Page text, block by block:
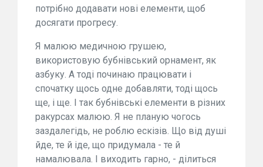
потрібно додавати нові елементи, щоб
досягати прогресу.
Я малюю медичною грушею,
використовую бубнівський орнамент, як
азбуку. А тоді починаю працювати і
спочатку щось одне добавляти, тоді щось
ще, і ще. І так бубнівські елементи в різних
ракурсах малюю. Я не планую чогось
заздалегідь, не роблю ескізів. Що від душі
йде, те й іде, що придумала - те й
намалювала. І виходить гарно, - ділиться